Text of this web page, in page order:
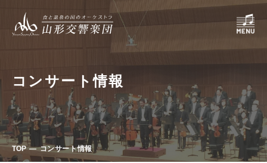
コンサート情報
TOP コンサート情報